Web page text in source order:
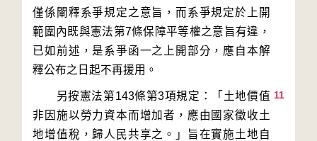
僅係闡釋系爭規定之意旨，而系爭規定於上開
範圍內既與憲法第7條保障平等權之意旨有違，
已如前述，是系爭函一之上開部分，應自本解
11
另按憲法第143條第3項規定：「土地價值
非因施以勞力資本而增加者，應由國家徵收土
地增值稅，歸人民共享之。」旨在實施土地自